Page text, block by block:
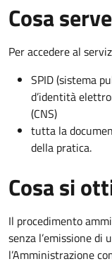
Cosa serve
Per accedere al
SPID (sistema
d’identità
(CNS)
tutta la
della pratica.
Cosa si
Il procedimento
senza l’emissione di
l’Amministrazione